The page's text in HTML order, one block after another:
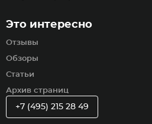
Это интересно
Отзывы
Обзоры
Статьи
Архив страниц
+7 (495) 215 28 49